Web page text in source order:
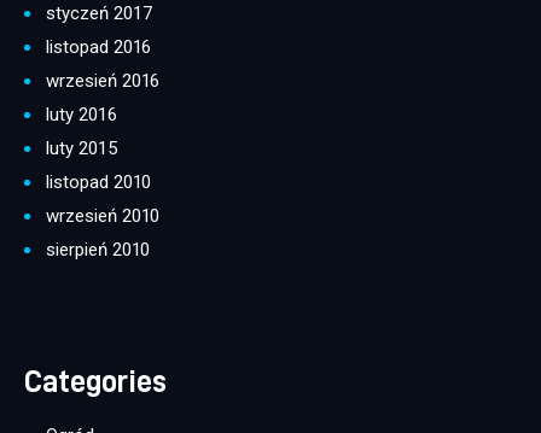
styczeń 2017
listopad 2016
wrzesień 2016
luty 2016
luty 2015
listopad 2010
wrzesień 2010
sierpień 2010
Categories